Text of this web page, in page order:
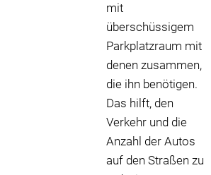
mit
überschüssigem
Parkplatzraum mit
denen zusammen,
die ihn benötigen.
Das hilft, den
Verkehr und die
Anzahl der Autos
auf den Straßen zu